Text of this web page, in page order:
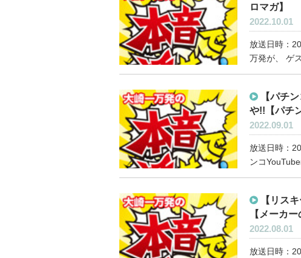
ロマガ】
2022.10.01
放送日時：
万発が、 ゲ
【パチ
や!!【パチ
2022.09.01
放送日時：
ンコ
【リス
【メーカー
2022.08.01
放送日時：